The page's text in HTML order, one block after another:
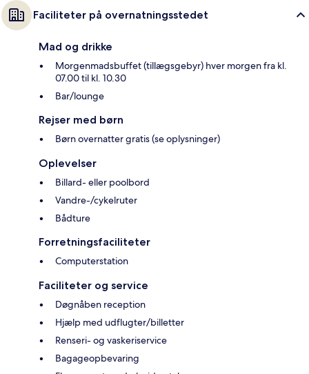
Faciliteter på overnatningsstedet
Mad og drikke
Morgenmadsbuffet (tillægsgebyr) hver morgen fra kl.
07.00 til kl. 10.30
Bar/lounge
Rejser med børn
Børn overnatter gratis (se oplysninger)
Oplevelser
Billard- eller poolbord
Vandre-/cykelruter
Bådture
Forretningsfaciliteter
Computerstation
Faciliteter og service
Døgnåben reception
Hjælp med udflugter/billetter
Renseri- og vaskeriservice
Bagageopbevaring